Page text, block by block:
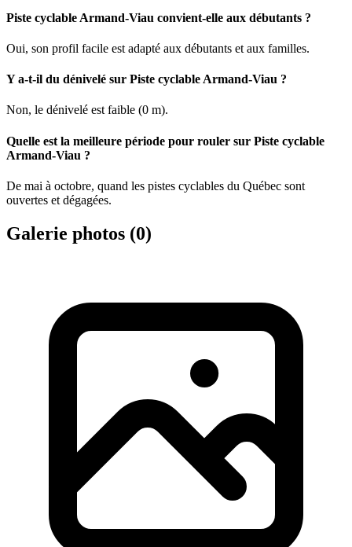
Piste cyclable Armand-Viau convient-elle aux débutants ?
Oui, son profil facile est adapté aux débutants et aux familles.
Y a-t-il du dénivelé sur Piste cyclable Armand-Viau ?
Non, le dénivelé est faible (0 m).
Quelle est la meilleure période pour rouler sur Piste cyclable
Armand-Viau ?
De mai à octobre, quand les pistes cyclables du Québec sont
ouvertes et dégagées.
Galerie photos (0)